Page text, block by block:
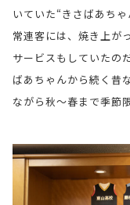
いていた“きさばあち
常連客には、焼き上が
サービスもしていたの
ばあちゃんから続く昔
ながら秋〜春まで季節